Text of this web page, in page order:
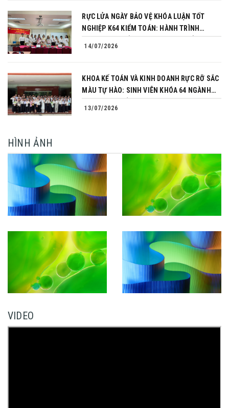
RỰC LỬA NGÀY BẢO VỆ KHÓA LUẬN TỐT
NGHIỆP K64 KIỂM TOÁN: HÀNH TRÌNH
14/07/2026
KHOA KẾ TOÁN VÀ KINH DOANH RỰC RỠ SẮC
MÀU TỰ HÀO: SINH VIÊN KHÓA 64 NGÀNH
13/07/2026
HÌNH ẢNH
VIDEO